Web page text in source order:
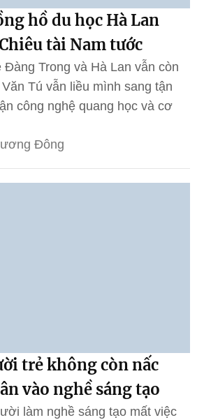
hồ du học Hà Lan
tài Nam tước
Đàng Trong và Hà Lan vẫn còn
Tú vẫn liều mình sang tận
công nghệ quang học và cơ
Đông
trẻ không còn nấc
vào nghề sáng tạo
làm nghề sáng tạo mất việc